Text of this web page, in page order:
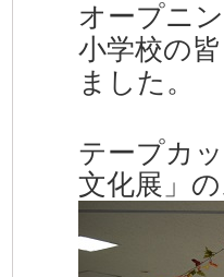
オープニ
小学校の
ました。
テープカ
文化展」